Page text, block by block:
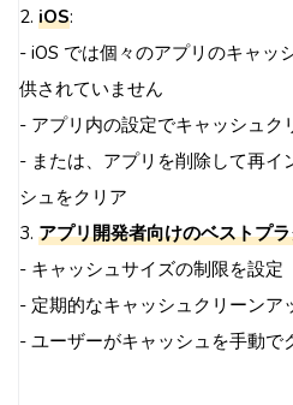
2. iOS:
- iOS では個々のアプリのキャッ
供されていません
- アプリ内の設定でキャッシュク
- または、アプリを削除して再イ
シュをクリア
3. アプリ開発者向けのベストプ
- キャッシュサイズの制限を設定
- 定期的なキャッシュクリーンア
- ユーザーがキャッシュを手動で